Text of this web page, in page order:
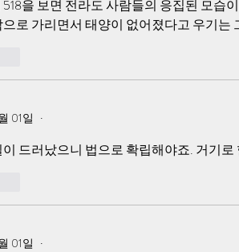
44군데 무기고에서
을 보면 전라도 사람들의 응집된 모습
로 가리면서 태양이 없어졌다고 우기는
01일
•
드러났으니 법으로 확립해야죠. 거기로
01일
•